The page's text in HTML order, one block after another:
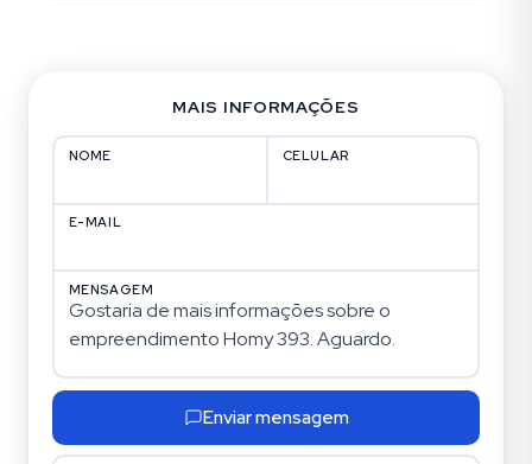
MAIS INFORMAÇÕES
NOME CELULAR
E-MAIL
MENSAGEM
Enviar mensagem